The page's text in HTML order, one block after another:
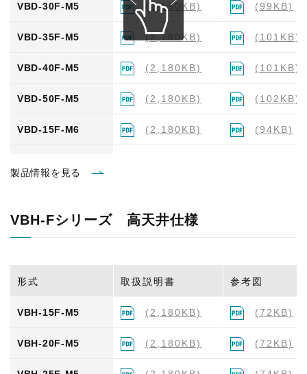
VBD-30F-M5 (2,180KB) (99KB)
VBD-35F-M5 (2,180KB) (101KB)
VBD-40F-M5 (2,180KB) (101KB)
VBD-50F-M5 (2,180KB) (102KB)
VBD-15F-M6 (2,180KB) (94KB)
VBD-30F-M6 (2,180KB)
VBD-40F-M6 (2,180KB) (101KB)
VBD-50F-M6 (2,180KB) (107KB)
製品情報を見る
VBH-Fシリーズ 高天井仕様
形式 取扱説明書 参考図
VBH-15F-M5 (2,180KB) (72KB)
VBH-20F-M5 (2,180KB) (72KB)